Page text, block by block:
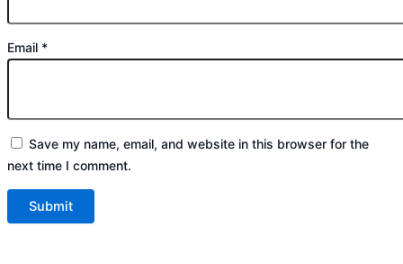
Email *
Save my name, email, and website in this browser for the
next time I comment.